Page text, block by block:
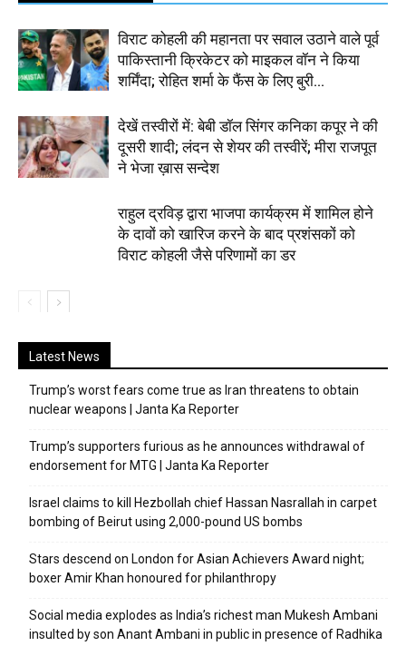
विराट कोहली की महानता पर सवाल उठाने वाले पूर्व
पाकिस्तानी क्रिकेटर को माइकल वॉन ने किया
शर्मिंदा; रोहित शर्मा के फैंस के लिए बुरी...
देखें तस्वीरों में: बेबी डॉल सिंगर कनिका कपूर ने की
दूसरी शादी; लंदन से शेयर की तस्वीरें; मीरा राजपूत
ने भेजा ख़ास सन्देश
राहुल द्रविड़ द्वारा भाजपा कार्यक्रम में शामिल होने
के दावों को खारिज करने के बाद प्रशंसकों को
विराट कोहली जैसे परिणामों का डर
Latest News
Trump’s worst fears come true as Iran threatens to obtain
nuclear weapons | Janta Ka Reporter
Trump’s supporters furious as he announces withdrawal of
endorsement for MTG | Janta Ka Reporter
Israel claims to kill Hezbollah chief Hassan Nasrallah in carpet
bombing of Beirut using 2,000-pound US bombs
Stars descend on London for Asian Achievers Award night;
boxer Amir Khan honoured for philanthropy
Social media explodes as India’s richest man Mukesh Ambani
insulted by son Anant Ambani in public in presence of Radhika